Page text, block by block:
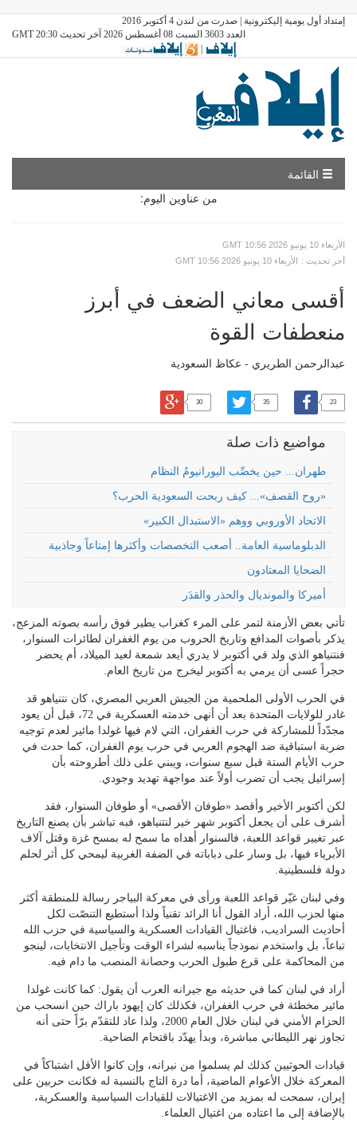
إمتداد أول يومية إليكترونية | صدرت من لندن 4 أكتوبر 2016
العدد 3603 السبت 08 أغسطس 2026 آخر تحديث GMT 20:30
|
القائمة
من عناوين اليوم:
GMT الأربعاء 10 يونيو 2026 10:56
GMT الأربعاء 10 يونيو 2026 10:56
: آخر تحديث
أقسى معاني الضعف في أبرز
منعطفات القوة
عبدالرحمن الطريري - عكاظ السعودية
23
35
30
مواضيع ذات صلة
طهران... حين يخصِّب اليورانيومُ النظام
«روح القصف»... كيف ربحت السعودية الحرب؟
الاتحاد الأوروبي ووهم «الاستبدال الكبير»
الدبلوماسية العامة.. أصعب التخصصات وأكثرها إمتاعاً وجاذبية
الضحايا المعتادون
أميركا والمونديال والحذر والقدَر
تأتي بعض الأزمنة لتمر على المرء كغراب يطير فوق رأسه بصوته المزعج،
يذكر بأصوات المدافع وتاريخ الحروب من يوم الغفران لطائرات السنوار،
فنتنياهو الذي ولد في أكتوبر لا يدري أيعد شمعة لعيد الميلاد، أم يحضر
حجراً عسى أن يرمي به أكتوبر ليخرج من تاريخ العام.
في الحرب الأولى الملحمية من الجيش العربي المصري، كان نتنياهو قد
غادر للولايات المتحدة بعد أن أنهى خدمته العسكرية في 72، قبل أن يعود
مجدّداً للمشاركة في حرب الغفران، التي لام فيها غولدا مائير لعدم توجيه
ضربة استباقية ضد الهجوم العربي في حرب يوم الغفران، كما حدث في
حرب الأيام الستة قبل سبع سنوات، ويبني على ذلك أطروحته بأن
إسرائيل يجب أن تضرب أولاً عند مواجهة تهديد وجودي.
لكن أكتوبر الأخير وأقصد «طوفان الأقصى» أو طوفان السنوار، فقد
أشرف على أن يجعل أكتوبر شهر خير لنتنياهو، فبه تباشر بأن يصنع التاريخ
عبر تغيير قواعد اللعبة، فالسنوار أهداه ما سمح له بمسح غزة وقتل آلاف
الأبرياء فيها، بل وسار على دباباته في الضفة الغربية ليمحي كل أثر لحلم
دولة فلسطينية.
وفي لبنان غيّر قواعد اللعبة ورأى في معركة البياجر رسالة للمنطقة أكثر
منها لحزب الله، أراد القول أنا الرائد تقنياً ولذا أستطيع التنصّت لكل
أحاديث السراديب، فاغتيال القيادات العسكرية والسياسية في حزب الله
تباعاً، بل واستخدم نموذجاً يناسبه لشراء الوقت وتأجيل الانتخابات، لينجو
من المحاكمة على قرع طبول الحرب وحصانة المنصب ما دام فيه.
أراد في لبنان كما في حديثه مع جيرانه العرب أن يقول: كما كانت غولدا
مائير مخطئة في حرب الغفران، فكذلك كان إيهود باراك حين انسحب من
الحزام الأمني في لبنان خلال العام 2000، ولذا عاد للتقدّم برّاً حتى أنه
تجاوز نهر الليطاني مباشرة، وبدأ يهدّد باقتحام الضاحية.
قيادات الحوثيين كذلك لم يسلموا من نيرانه، وإن كانوا الأقل اشتباكاً في
المعركة خلال الأعوام الماضية، أما درة التاج بالنسبة له فكانت حربين على
إيران، سمحت له بمزيد من الاغتيالات للقيادات السياسية والعسكرية،
بالإضافة إلى ما اعتاده من اغتيال العلماء.